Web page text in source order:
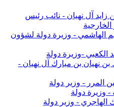
زايد آل نهيان - نائب رئيس
الهاشمي - وزيرة دولة لشؤون
الكعبي -وزيرة دولة
نهيان بن مبارك آل نهيان -
المرر - وزير دولة
- وزيرة دولة
الهاجري - وزير دولة